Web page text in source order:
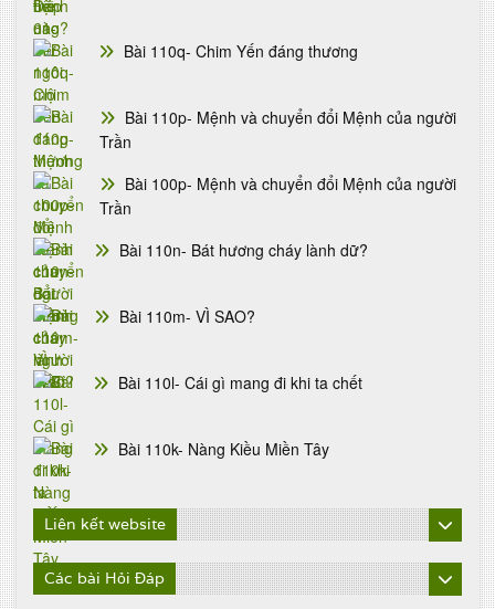
Bài 110q- Chim Yến đáng thương
Bài 110p- Mệnh và chuyển đổi Mệnh của người
Trần
Bài 100p- Mệnh và chuyển đổi Mệnh của người
Trần
Bài 110n- Bát hương cháy lành dữ?
Bài 110m- VÌ SAO?
Bài 110l- Cái gì mang đi khi ta chết
Bài 110k- Nàng Kiều Miền Tây
Liên kết website
Các bài Hỏi Đáp